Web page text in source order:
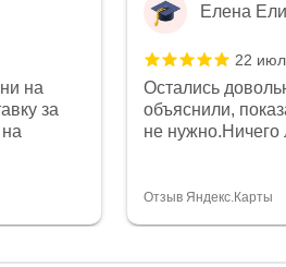
на
за
Елена
22
Остались
объяснили,
не
огромное
Отзыв Яндекс.Карты